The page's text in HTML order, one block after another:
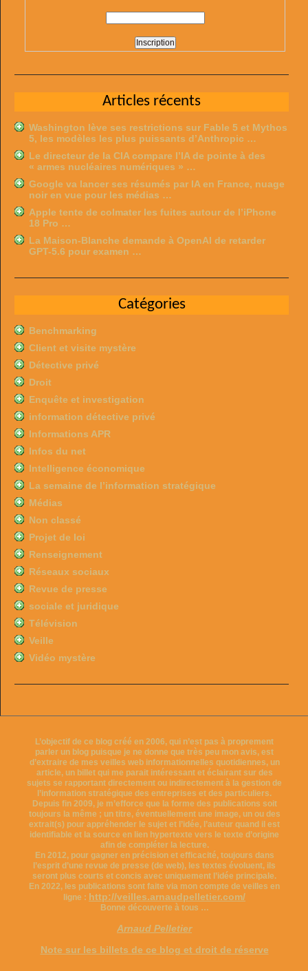
Articles récents
Washington lève ses restrictions sur Fable 5 et Mythos
5, les modèles les plus puissants d’Anthropic …
Le directeur de la CIA compare l’IA de pointe à des
« armes nucléaires numériques » …
Google va lancer ses résumés par IA en France, nuage
noir en vue pour les médias …
Apple tente de colmater les fuites autour de l’iPhone
18 Pro …
La Maison-Blanche demande à OpenAI de retarder
GPT-5.6 pour examen …
Catégories
Benchmarking
Client et visite mystère
Détective privé
Droit
Enquête et investigation
information détective privé
Informations APR
Infos du net
Intelligence économique
La semaine de l’information stratégique
Médias
Non classé
Projet de loi
Renseignement
Réseaux sociaux
Revue de presse
sociale et juridique
Télévision
Veille
Vidéo mystère
L’objectif de ce blog créé en 2006, qui n’est pas à proprement
parler un blog puisque je ne donne que très peu mon avis, est
d’extraire de mes veilles web informationnelles quotidiennes, un
article, un billet qui me parait intéressant et éclairant sur des
sujets se rapportant directement ou indirectement à la gestion de
l’information stratégique des entreprises et des particuliers.
Depuis fin 2009, je m’efforce que la forme des publications soit
toujours la même ; un titre, éventuellement une image, un ou des
extrait(s) pour appréhender le sujet et l’idée, l’auteur quand il est
identifiable et la source en lien hypertexte vers le texte d’origine
afin de compléter la lecture.
En 2012, pour gagner en précision et efficacité, toujours dans
l’esprit d’une revue de presse (de web), les textes évoluent, ils
seront plus courts et concis avec uniquement l’idée principale.
En 2022, les publications sont faite via mon compte de veilles en
ligne : http://veilles.arnaudpelletier.com/
Bonne découverte à tous …
Arnaud Pelletier
Note sur les billets de ce blog et droit de réserve